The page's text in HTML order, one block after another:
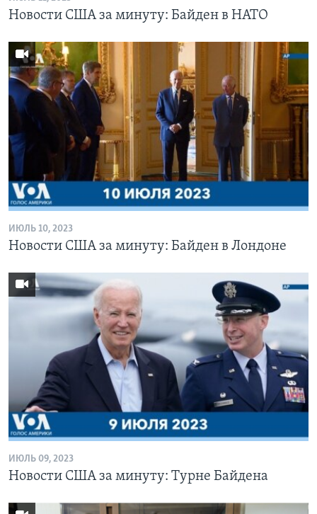
Новости США за минуту: Байден в НАТО
ИЮЛЬ 10, 2023
Новости США за минуту: Байден в Лондоне
ИЮЛЬ 09, 2023
Новости США за минуту: Турне Байдена